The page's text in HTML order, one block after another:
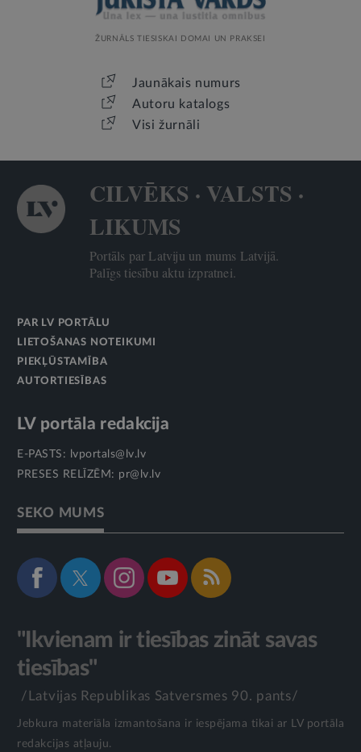
ŽURNĀLS TIESISKAI DOMAI UN PRAKSEI
Jaunākais numurs
Autoru katalogs
Visi žurnāli
CILVĒKS · VALSTS ·
LIKUMS
Portāls par Latviju un mums Latvijā.
Palīgs tiesību aktu izpratnei.
PAR LV PORTĀLU
LIETOŠANAS NOTEIKUMI
PIEKĻŪSTAMĪBA
AUTORTIESĪBAS
LV portāla redakcija
E-PASTS:
lvportals@lv.lv
PRESES RELĪZĒM: pr@lv.lv
SEKO MUMS
"Ikvienam ir tiesības zināt savas
tiesības"
/Latvijas Republikas Satversmes 90. pants/
Jebkura materiāla izmantošana ir iespējama tikai ar LV portāla
redakcijas atļauju.